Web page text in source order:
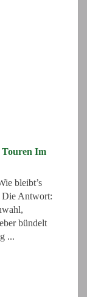
Im
bleibt’s
Die Antwort:
bündelt
...